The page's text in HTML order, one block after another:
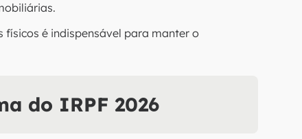
é indispensável para manter o
do IRPF 2026